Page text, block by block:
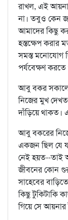
রাখল, এই
না। তবুও কেন
আমাদের কিছু
হস্তক্ষেপ করার
সমস্ত মনোযোগ
পর্যবেক্ষণ
আবু বকর সকালে
নিজের মুখ
দাঁড়িয়ে থাকত।
আবু বকরের
একজন ছিল যে
নেই হয়ত--তাই
জীবনের কোন
সাহেবের
কিছু টুকিটাকি
গিয়ে সে